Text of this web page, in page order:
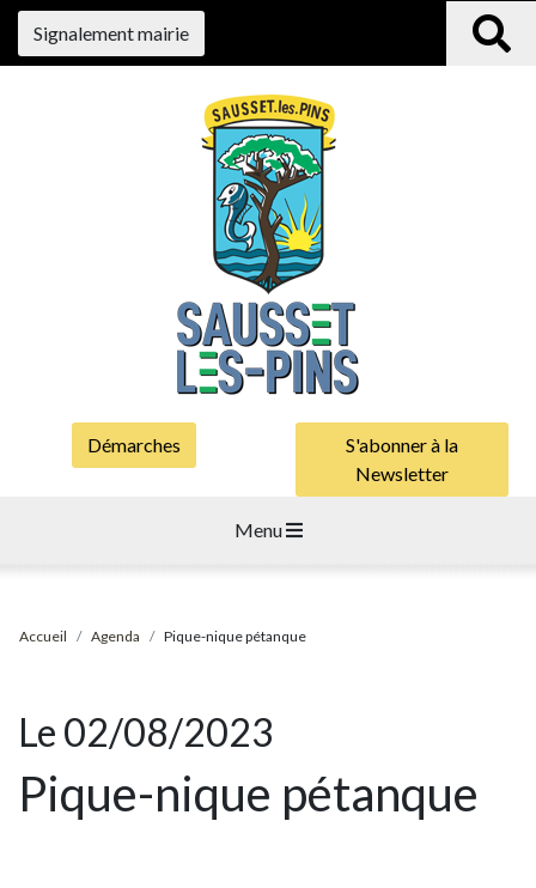
Signalement mairie
Démarches
S'abonner à la
Newsletter
Menu
Accueil Agenda Pique-nique pétanque
Le 02/08/2023
Pique-nique pétanque